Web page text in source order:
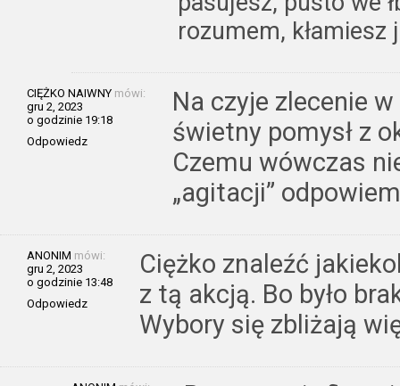
rozumem,
CIĘŻKO NAIWNY mówi:
gru 2, 2023
o godzinie 19:18
Odpowiedz
Na czyje zlecenie
świetny pomysł z
Czemu wówczas
„agitacji”
ANONIM mówi:
gru 2, 2023
o godzinie 13:48
Odpowiedz
Ciężko znaleźć
z tą akcją. Bo było
Wybory się zbliżają